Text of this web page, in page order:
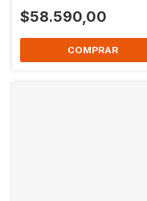
$58.590,00